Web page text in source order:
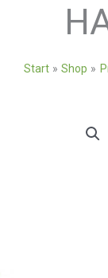
Start Shop